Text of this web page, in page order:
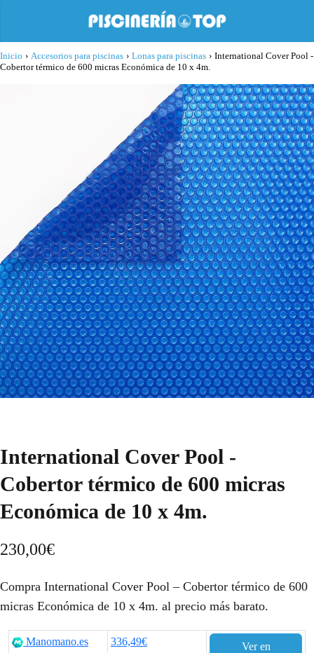
Inicio › Accesorios para piscinas › Lonas para piscinas › International Cover Pool -
Cobertor térmico de 600 micras Económica de 10 x 4m.
International Cover Pool -
Cobertor térmico de 600 micras
Económica de 10 x 4m.
230,00€
Compra International Cover Pool – Cobertor térmico de 600
micras Económica de 10 x 4m. al precio más barato.
Manomano.es 336,49€
Ver en